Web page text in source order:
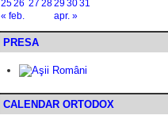
« feb. apr. »
2526 27 28293031
PRESA
CALENDAR ORTODOX